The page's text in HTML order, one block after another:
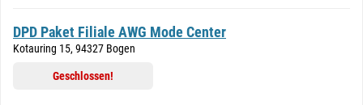
DPD Paket Filiale AWG Mode Center
Kotauring 15, 94327 Bogen
Geschlossen!